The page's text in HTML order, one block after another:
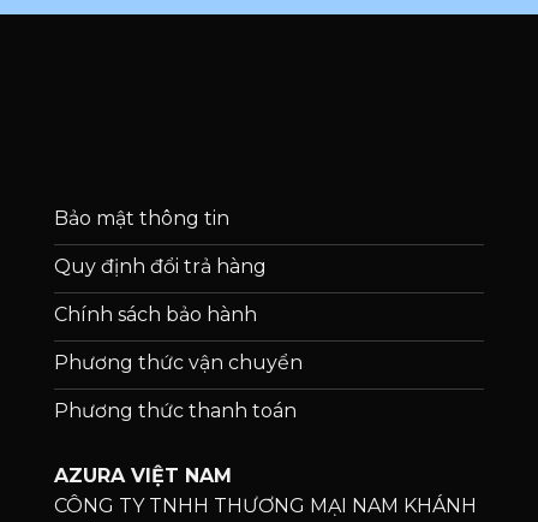
Bảo mật thông tin
Quy định đổi trả hàng
Chính sách bảo hành
Phương thức vận chuyển
Phương thức thanh toán
AZURA VIỆT NAM
CÔNG TY TNHH THƯƠNG MẠI NAM KHÁNH